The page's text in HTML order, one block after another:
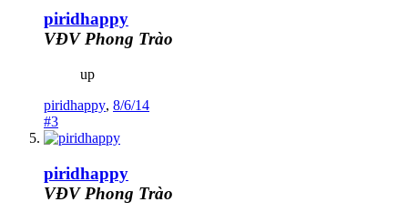
piridhappy
VĐV Phong Trào
up
piridhappy, 8/6/14
#3
piridhappy
VĐV Phong Trào